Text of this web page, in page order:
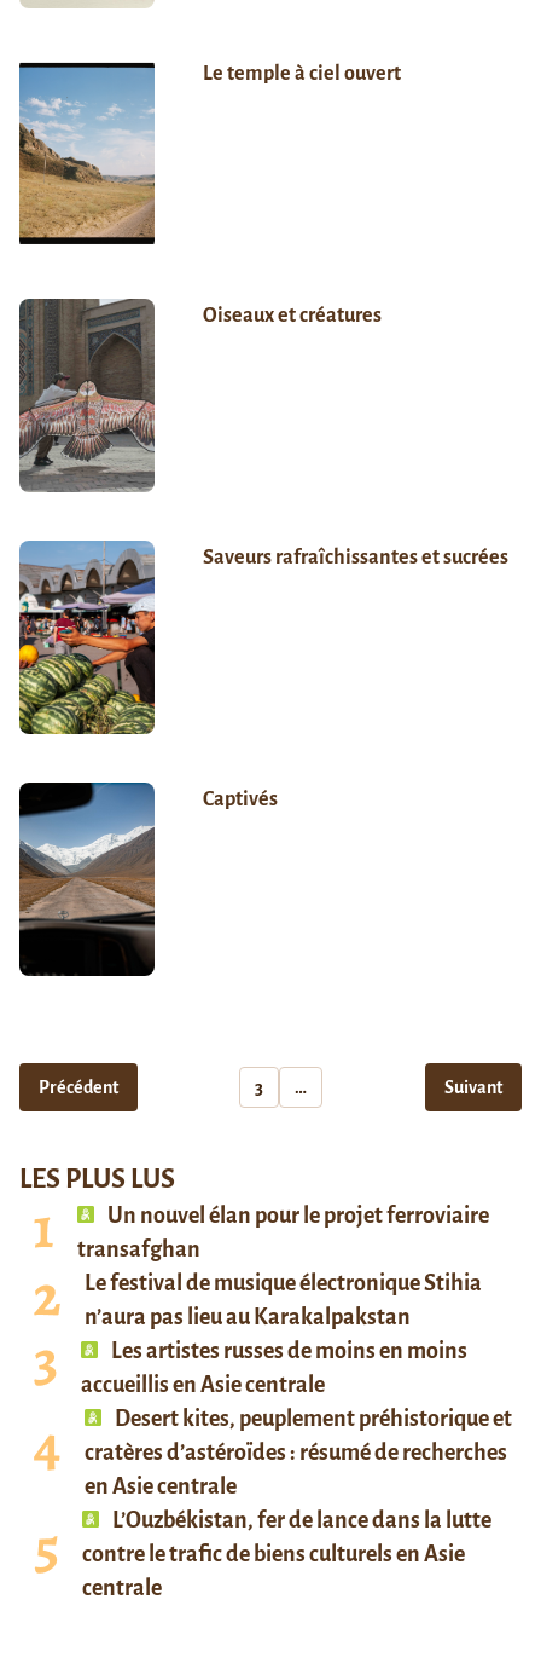
Le temple à ciel ouvert
Oiseaux et créatures
Saveurs rafraîchissantes et sucrées
Captivés
Précédent 3 … Suivant
LES PLUS LUS
Un nouvel élan pour le projet ferroviaire
transafghan
Le festival de musique électronique Stihia
n’aura pas lieu au Karakalpakstan
Les artistes russes de moins en moins
accueillis en Asie centrale
Desert kites, peuplement préhistorique et
cratères d’astéroïdes : résumé de recherches
en Asie centrale
L’Ouzbékistan, fer de lance dans la lutte
contre le trafic de biens culturels en Asie
centrale